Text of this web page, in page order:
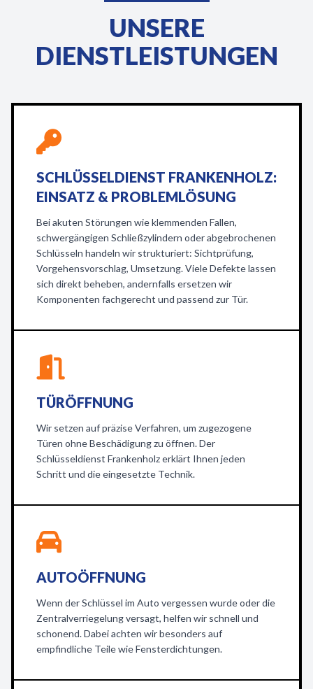
UNSERE
DIENSTLEISTUNGEN
SCHLÜSSELDIENST FRANKENHOLZ:
EINSATZ & PROBLEMLÖSUNG
Bei akuten Störungen wie klemmenden Fallen,
schwergängigen Schließzylindern oder abgebrochenen
Schlüsseln handeln wir strukturiert: Sichtprüfung,
Vorgehensvorschlag, Umsetzung. Viele Defekte lassen
sich direkt beheben, andernfalls ersetzen wir
Komponenten fachgerecht und passend zur Tür.
TÜRÖFFNUNG
Wir setzen auf präzise Verfahren, um zugezogene
Türen ohne Beschädigung zu öffnen. Der
Schlüsseldienst Frankenholz erklärt Ihnen jeden
Schritt und die eingesetzte Technik.
AUTOÖFFNUNG
Wenn der Schlüssel im Auto vergessen wurde oder die
Zentralverriegelung versagt, helfen wir schnell und
schonend. Dabei achten wir besonders auf
empfindliche Teile wie Fensterdichtungen.